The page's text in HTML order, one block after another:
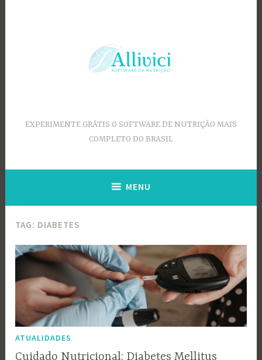
EXPERIMENTE GRÁTIS O SOFTWARE DE NUTRIÇÃO MAIS
COMPLETO DO BRASIL
MENU
TAG: DIABETES
ATUALIDADES
Cuidado Nutricional: Diabetes Mellitus